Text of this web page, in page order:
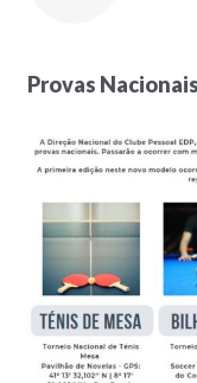
Provas Nacionais